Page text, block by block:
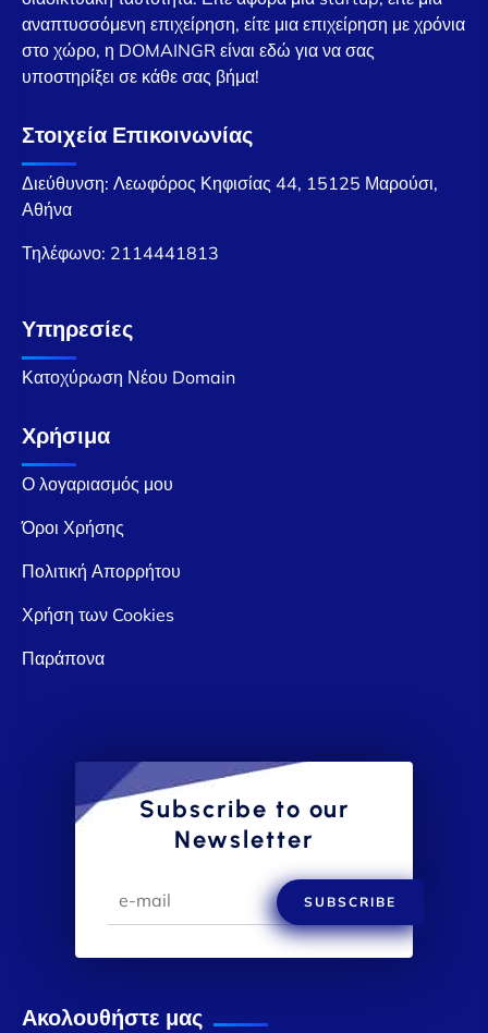
αναπτυσσόμενη επιχείρηση, είτε μια επιχείρηση με χρόνια
στο χώρο, η DOMAINGR είναι εδώ για να σας
υποστηρίξει σε κάθε σας βήμα!
Στοιχεία Επικοινωνίας
Διεύθυνση: Λεωφόρος Κηφισίας 44, 15125 Μαρούσι,
Αθήνα
Τηλέφωνο: 2114441813
Υπηρεσίες
Κατοχύρωση Νέου Domain
Χρήσιμα
Ο λογαριασμός μου
Όροι Χρήσης
Πολιτική Απορρήτου
Χρήση των Cookies
Παράπονα
Subscribe to our
Newsletter
SUBSCRIBE
Ακολουθήστε μας